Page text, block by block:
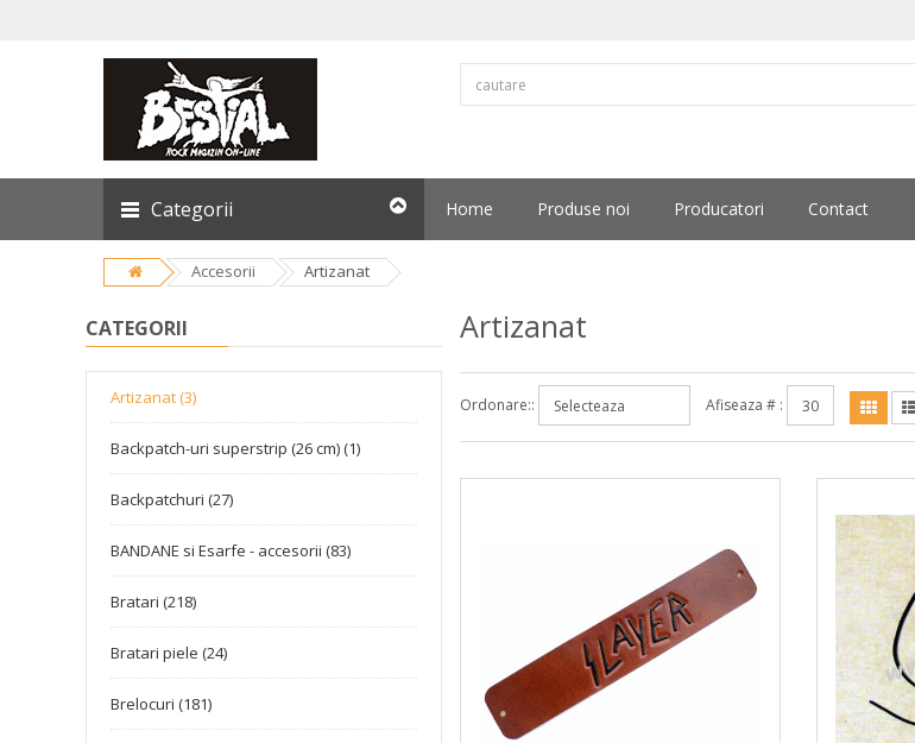
Categorii Home Produse noi Producatori Contact
Accesorii Artizanat
CATEGORII
Artizanat (3)
Backpatch-uri superstrip (26 cm) (1)
Backpatchuri (27)
BANDANE si Esarfe - accesorii (83)
Bratari (218)
Bratari piele (24)
Brelocuri (181)
Artizanat
Ordonare:: Afiseaza # :